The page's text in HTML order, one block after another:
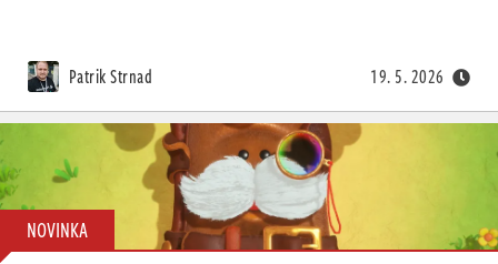
Živě
Patrik Strnad 19. 5. 2026
NOVINKA